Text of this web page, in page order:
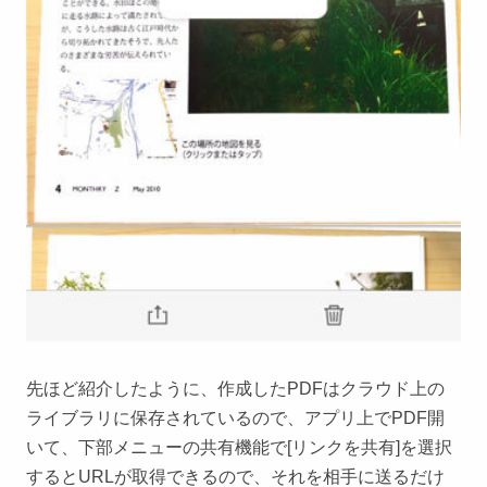
先ほど紹介したように、作成したPDFはクラウド上の
ライブラリに保存されているので、アプリ上でPDF開
いて、下部メニューの共有機能で[リンクを共有]を選択
するとURLが取得できるので、それを相手に送るだけ